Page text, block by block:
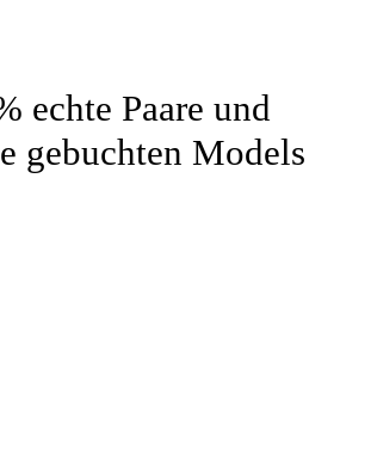
echte Paare und
gebuchten Models